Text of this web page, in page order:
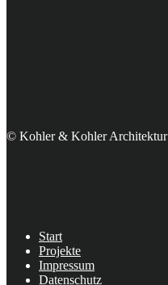
© Kohler & Kohler Architektur
Start
Projekte
Impressum
Datenschutz